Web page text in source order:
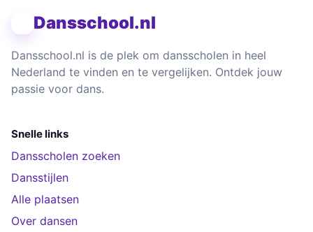
Dansschool.nl
Dansschool.nl is de plek om dansscholen in heel
Nederland te vinden en te vergelijken. Ontdek jouw
passie voor dans.
Snelle links
Dansscholen zoeken
Dansstijlen
Alle plaatsen
Over dansen